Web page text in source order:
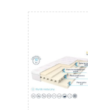
od
4
570 zł